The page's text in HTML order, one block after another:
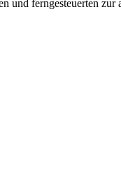
und ferngesteuerten